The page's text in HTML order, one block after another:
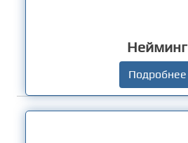
Нейминг
Подробнее